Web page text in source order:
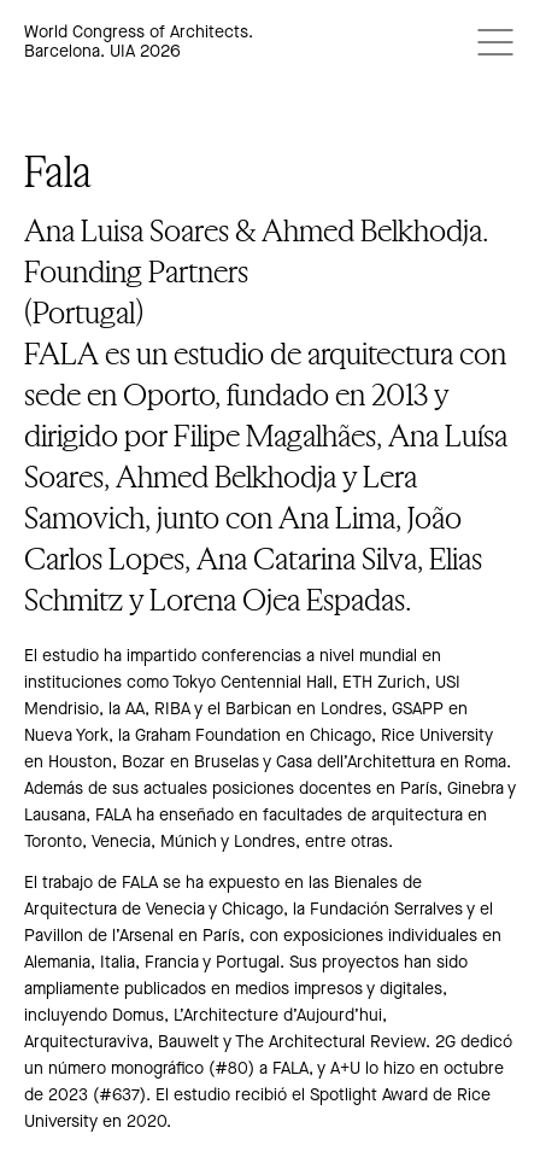
World Congress of Architects.
Barcelona. UIA 2026
Fala
Ana Luisa Soares & Ahmed Belkhodja.
Founding Partners
(Portugal)
FALA es un estudio de arquitectura con
sede en Oporto, fundado en 2013 y
dirigido por Filipe Magalhães, Ana Luísa
Soares, Ahmed Belkhodja y Lera
Samovich, junto con Ana Lima, João
Carlos Lopes, Ana Catarina Silva, Elias
Schmitz y Lorena Ojea Espadas.
El estudio ha impartido conferencias a nivel mundial en
instituciones como Tokyo Centennial Hall, ETH Zurich, USI
Mendrisio, la AA, RIBA y el Barbican en Londres, GSAPP en
Nueva York, la Graham Foundation en Chicago, Rice University
en Houston, Bozar en Bruselas y Casa dell’Architettura en Roma.
Además de sus actuales posiciones docentes en París, Ginebra y
Lausana, FALA ha enseñado en facultades de arquitectura en
Toronto, Venecia, Múnich y Londres, entre otras.
El trabajo de FALA se ha expuesto en las Bienales de
Arquitectura de Venecia y Chicago, la Fundación Serralves y el
Pavillon de l’Arsenal en París, con exposiciones individuales en
Alemania, Italia, Francia y Portugal. Sus proyectos han sido
ampliamente publicados en medios impresos y digitales,
incluyendo Domus, L’Architecture d’Aujourd’hui,
Arquitecturaviva, Bauwelt y The Architectural Review. 2G dedicó
un número monográfico (#80) a FALA, y A+U lo hizo en octubre
de 2023 (#637). El estudio recibió el Spotlight Award de Rice
University en 2020.